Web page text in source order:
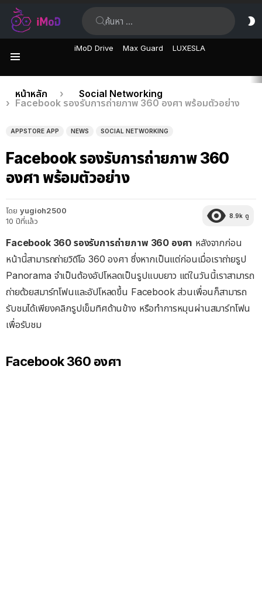
iMoD Drive Max Guard LUXESLA
เรื่อง
ล่าสุด
คุณอยู่ที่นี่:
หน้าหลัก
Social Networking
Facebook รองรับการถ่ายภาพ 360 องศา พร้อมตัวอย่าง
APPSTORE APP NEWS SOCIAL NETWORKING
Facebook รองรับการถ่ายภาพ 360
องศา พร้อมตัวอย่าง
โดย yugioh2500
10 ปีที่แล้ว
8.9k ดู
Facebook 360 รองรับการถ่ายภาพ 360 องศา หลังจากก่อน
หน้านี้สามารถถ่ายวิดีโอ 360 องศา ซึ่งหากเป็นแต่ก่อนเมื่อเราถ่ายรูป
Panorama จำเป็นต้องอัปโหลดเป็นรูปแบบยาว แต่ในวันนี้เราสามารถ
ถ่ายด้วยสมาร์ทโฟนและอัปโหลดขึ้น Facebook ส่วนเพื่อนก็สามารถ
รับชมได้เพียงคลิกรูปเข็มทิศด้านข้าง หรือทำการหมุนผ่านสมาร์ทโฟน
เพื่อรับชม
Facebook 360 องศา